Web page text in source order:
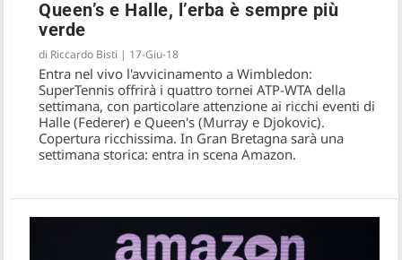
Queen’s e Halle, l’erba è sempre più
verde
di Riccardo Bisti | 17-Giu-18
Entra nel vivo l'avvicinamento a Wimbledon:
SuperTennis offrirà i quattro tornei ATP-WTA della
settimana, con particolare attenzione ai ricchi eventi di
Halle (Federer) e Queen's (Murray e Djokovic).
Copertura ricchissima. In Gran Bretagna sarà una
settimana storica: entra in scena Amazon.